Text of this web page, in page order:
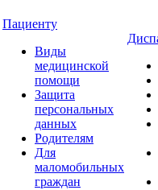
Пациенту
Виды
медицинской
помощи
Защита
персональных
данных
Родителям
Для
маломобильных
граждан